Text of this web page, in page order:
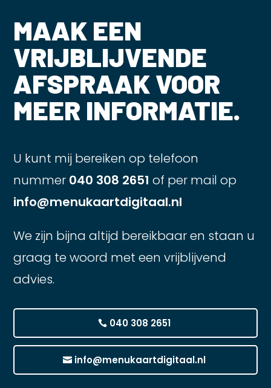
MAAK EEN
VRIJBLIJVENDE
AFSPRAAK VOOR
MEER INFORMATIE.
U kunt mij bereiken op telefoon
nummer 040 308 2651 of per mail op
info@menukaartdigitaal.nl
We zijn bijna altijd bereikbaar en staan u
graag te woord met een vrijblijvend
advies.
040 308 2651
info@menukaartdigitaal.nl